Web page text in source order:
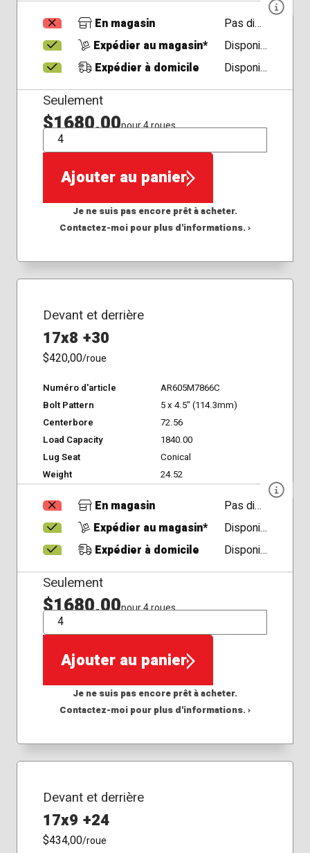
En magasin
Pas disponible
Expédier au magasin*
Disponible
Expédier à domicile
Disponible
Seulement
$1680,00pour 4 roues
QTÉ
Ajouter au panier
Je ne suis pas encore prêt à acheter.
Contactez-moi pour plus d'informations. ›
Devant et derrière
17x8 +30
$420,00/roue
Numéro d'article
AR605M7866C
Bolt Pattern
5 x 4.5" (114.3mm)
Centerbore
72.56
Load Capacity
1840.00
Lug Seat
Conical
Weight
24.52
En magasin
Pas disponible
Expédier au magasin*
Disponible
Expédier à domicile
Disponible
Seulement
$1680,00pour 4 roues
QTÉ
Ajouter au panier
Je ne suis pas encore prêt à acheter.
Contactez-moi pour plus d'informations. ›
Devant et derrière
17x9 +24
$434,00/roue